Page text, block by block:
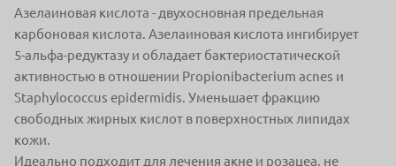
Азелаиновая кислота - двухосновная предельная
карбоновая кислота. Азелаиновая кислота ингибирует
5-альфа-редуктазу и обладает бактериостатической
активностью в отношении Propionibacterium acnes и
Staphylococcus epidermidis. Уменьшает фракцию
свободных жирных кислот в поверхностных липидах
кожи.
Идеально подходит для лечения акне и розацеа, не